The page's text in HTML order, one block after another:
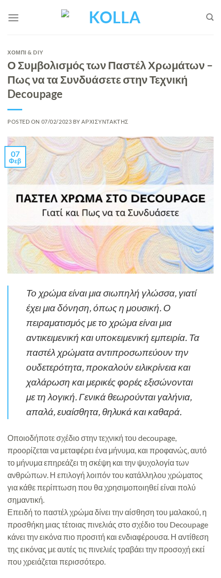
στο
ΧΟΜΠΙ & DIY
Ο Συμβολισμός των Παστέλ Χρωμάτων –
Πως να τα Συνδυάσετε στην Τεχνική
Decoupage
POSTED ON 07/02/2023 BY ΑΡΧΙΣΥΝΤΑΚΤΗΣ
07
Φεβ
Το χρώμα είναι μια σιωπηλή γλώσσα, γιατί
έχει μια δόνηση, όπως η μουσική. Ο
πειραματισμός με το χρώμα είναι μια
αντικειμενική και υποκειμενική εμπειρία. Τα
παστέλ χρώματα αντιπροσωπεύουν την
ουδετερότητα, προκαλούν ειλικρίνεια και
χαλάρωση και μερικές φορές εξισώνονται
με τη λογική. Γενικά θεωρούνται γαλήνια,
απαλά, ευαίσθητα, θηλυκά και καθαρά.
Οποιοδήποτε σχέδιο στην τεχνική του decoupage,
προορίζεται να μεταφέρει ένα μήνυμα, και προφανώς, αυτό
το μήνυμα επηρεάζει τη σκέψη και την ψυχολογία των
ανθρώπων. Η επιλογή λοιπόν του κατάλληλου χρώματος
για κάθε περίπτωση που θα χρησιμοποιηθεί είναι πολύ
σημαντική.
Επειδή το παστέλ χρώμα δίνει την αίσθηση του μαλακού, η
προσθήκη μιας τέτοιας πινελιάς στο σχέδιο του Decoupage
κάνει την εικόνα πιο προσιτή και ενδιαφέρουσα. Η αντίθεση
της εικόνας με αυτές τις πινελιές τραβάει την προσοχή εκεί
που χρειάζεται περισσότερο.